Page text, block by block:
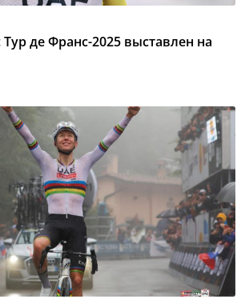
де Франс-2025 выставлен на